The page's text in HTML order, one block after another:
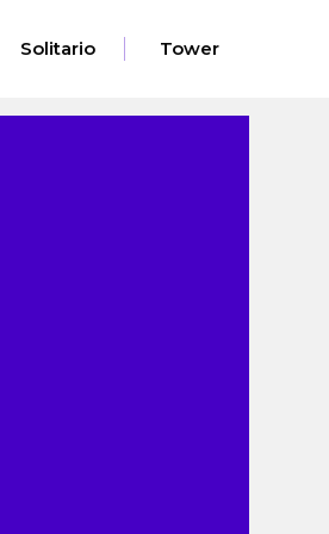
Solitario Tower